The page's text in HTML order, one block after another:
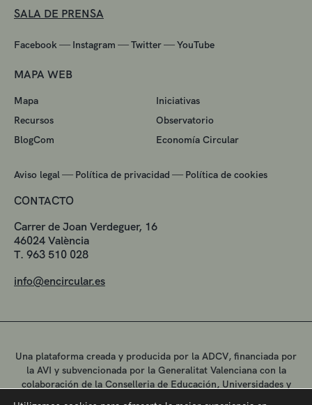
SALA DE PRENSA
Facebook — Instagram —Twitter—YouTube
MAPA WEB
Mapa
Iniciativas
Recursos
Observatorio
BlogCom
Economía Circular
Aviso legal — Política de privacidad — Política de cookies
CONTACTO
Carrer de Joan Verdeguer, 16
46024 València
T. 963 510 028
info@encircular.es
Una plataforma creada y producida por la ADCV, financiada por
la AVI y subvencionada por la Generalitat Valenciana con la
colaboración de la Conselleria de Educación, Universidades y